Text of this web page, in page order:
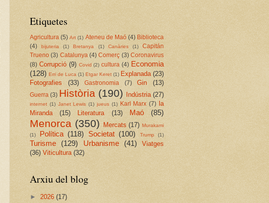
Etiquetes
Agricultura (5) Art (1) Ateneu de Maó (4) Biblioteca
(4)
bijuteria (1) Bretanya (1) Canàries (1)
Capitán
Trueno (3) Catalunya (4) Comerç (3) Coronavirus
(8) Corrupció (9) Covid (2) cultura (4) Economia
(128) Erri de Luca (1) Etgar Keret (1) Explanada (23)
Fotografies
(33) Gastronomia (7) Gin (13)
Guerra (3) Història (190) Indústria (27)
internet (1) Janet Lewis (1) jueus (1) Karl Marx (7)
la
Miranda
(15) Literatura (13) Maó (85)
Menorca (350) Mercats (17) Murakami
(1)
Política (118) Societat (100) Trump (1)
Turisme (129) Urbanisme (41)
Viatges
(36) Viticultura (32)
Arxiu del blog
► 2026 (17)